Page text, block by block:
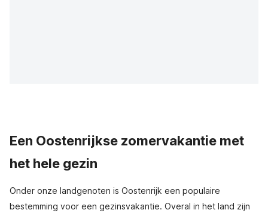
Een Oostenrijkse zomervakantie met
het hele gezin
Onder onze landgenoten is Oostenrijk een populaire
bestemming voor een gezinsvakantie. Overal in het land zijn